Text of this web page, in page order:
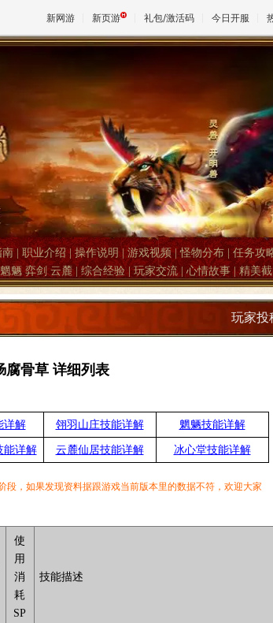
新网游 新页游 礼包/激活码 今日开服
南| 职业介绍 | 操作说明|游戏视频|怪物分布| 任务攻
魍魉 弈剑 云麓|综合经验|玩家交流|心情故事|精美截
玩家投
腐骨草 详细列表
详解 翎羽山庄技能详解 魍魉技能详解
能详解 云麓仙居技能详解 冰心堂技能详解
段，如果发现资料据跟游戏当前版本里的数据不符，欢迎大家
使
用
消
耗
SP
技能描述